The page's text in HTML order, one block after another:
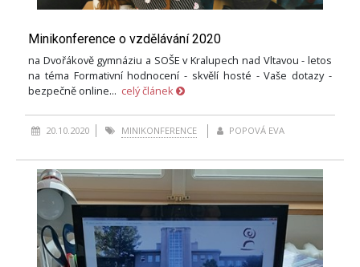
Minikonference o vzdělávání 2020
na Dvořákově gymnáziu a SOŠE v Kralupech nad Vltavou - letos
na téma Formativní hodnocení - skvělí hosté - Vaše dotazy -
bezpečně online... celý článek
20.10.2020 MINIKONFERENCE POPOVÁ EVA